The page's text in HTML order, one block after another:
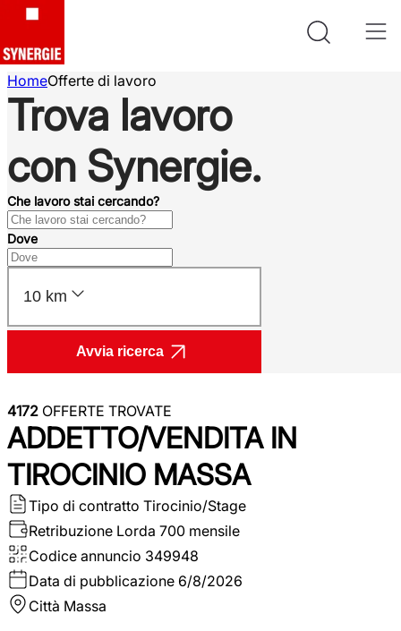
HomeOfferte di lavoro
Trova lavoro
con Synergie.
Che lavoro stai cercando?
Dove
10 km
Avvia ricerca
4172 OFFERTE TROVATE
ADDETTO/VENDITA IN
TIROCINIO MASSA
Tipo di contratto Tirocinio/Stage
Retribuzione Lorda 700 mensile
Codice annuncio 349948
Data di pubblicazione 6/8/2026
Città Massa